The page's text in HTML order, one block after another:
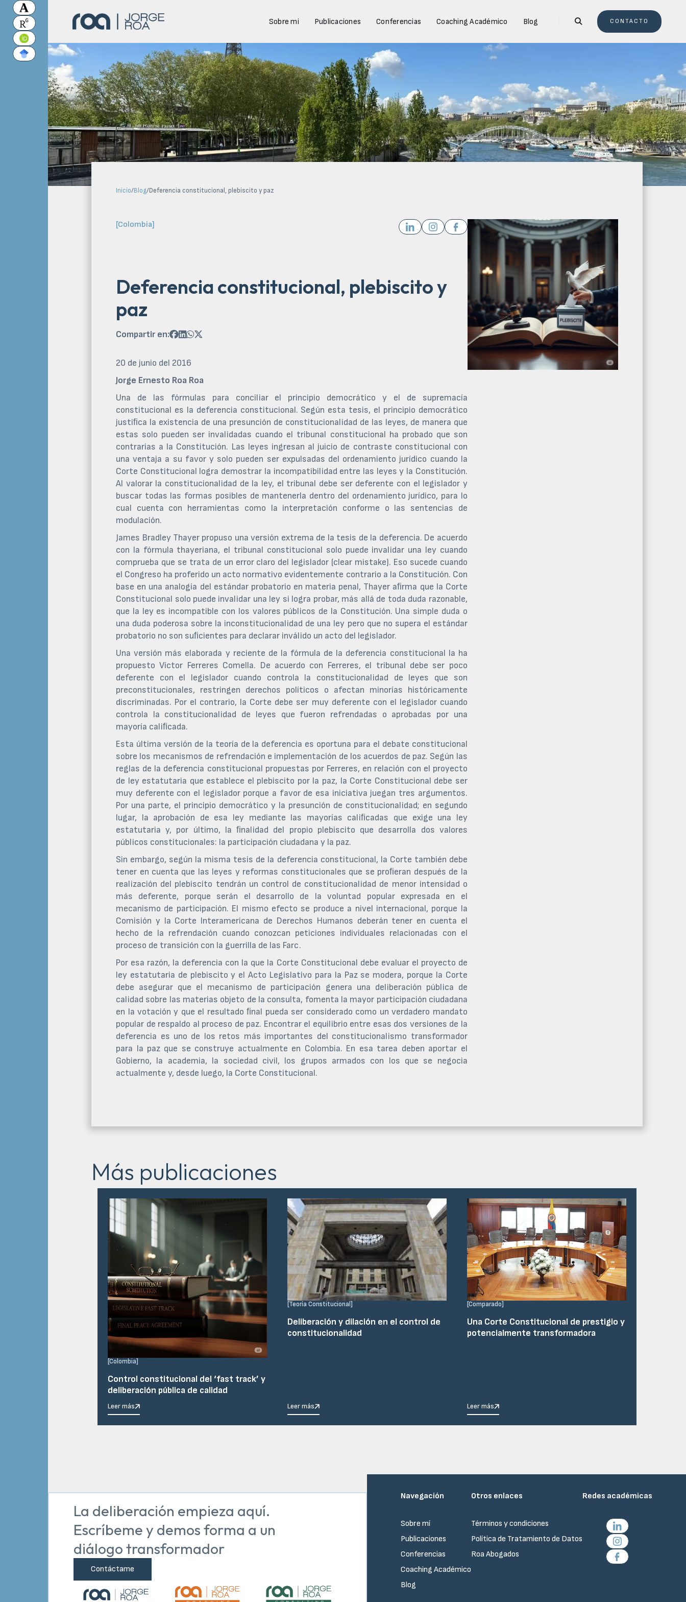
Sobre mi Publicaciones Conferencias Coaching Académico Blog  CONTACTO
Inicio/Blog/Deferencia constitucional, plebiscito y paz
[Colombia]
Deferencia constitucional, plebiscito y
paz
Compartir en:
20 de junio del 2016
Jorge Ernesto Roa Roa
Una de las fórmulas para conciliar el principio democrático y el de supremacía
constitucional es la deferencia constitucional. Según esta tesis, el principio democrático
justiﬁca la existencia de una presunción de constitucionalidad de las leyes, de manera que
estas solo pueden ser invalidadas cuando el tribunal constitucional ha probado que son
contrarias a la Constitución. Las leyes ingresan al juicio de contraste constitucional con
una ventaja a su favor y solo pueden ser expulsadas del ordenamiento jurídico cuando la
Corte Constitucional logra demostrar la incompatibilidad entre las leyes y la Constitución.
Al valorar la constitucionalidad de la ley, el tribunal debe ser deferente con el legislador y
buscar todas las formas posibles de mantenerla dentro del ordenamiento jurídico, para lo
cual cuenta con herramientas como la interpretación conforme o las sentencias de
modulación.
James Bradley Thayer propuso una versión extrema de la tesis de la deferencia. De acuerdo
con la fórmula thayeriana, el tribunal constitucional solo puede invalidar una ley cuando
comprueba que se trata de un error claro del legislador (clear mistake). Eso sucede cuando
el Congreso ha proferido un acto normativo evidentemente contrario a la Constitución. Con
base en una analogía del estándar probatorio en materia penal, Thayer aﬁrma que la Corte
Constitucional solo puede invalidar una ley si logra probar, más allá de toda duda razonable,
que la ley es incompatible con los valores públicos de la Constitución. Una simple duda o
una duda poderosa sobre la inconstitucionalidad de una ley pero que no supera el estándar
probatorio no son suﬁcientes para declarar inválido un acto del legislador.
Una versión más elaborada y reciente de la fórmula de la deferencia constitucional la ha
propuesto Víctor Ferreres Comella. De acuerdo con Ferreres, el tribunal debe ser poco
deferente con el legislador cuando controla la constitucionalidad de leyes que son
preconstitucionales, restringen derechos políticos o afectan minorías históricamente
discriminadas. Por el contrario, la Corte debe ser muy deferente con el legislador cuando
controla la constitucionalidad de leyes que fueron refrendadas o aprobadas por una
mayoría caliﬁcada.
Esta última versión de la teoría de la deferencia es oportuna para el debate constitucional
sobre los mecanismos de refrendación e implementación de los acuerdos de paz. Según las
reglas de la deferencia constitucional propuestas por Ferreres, en relación con el proyecto
de ley estatutaria que establece el plebiscito por la paz, la Corte Constitucional debe ser
muy deferente con el legislador porque a favor de esa iniciativa juegan tres argumentos.
Por una parte, el principio democrático y la presunción de constitucionalidad; en segundo
lugar, la aprobación de esa ley mediante las mayorías caliﬁcadas que exige una ley
estatutaria y, por último, la ﬁnalidad del propio plebiscito que desarrolla dos valores
públicos constitucionales: la participación ciudadana y la paz.
Sin embargo, según la misma tesis de la deferencia constitucional, la Corte también debe
tener en cuenta que las leyes y reformas constitucionales que se proﬁeran después de la
realización del plebiscito tendrán un control de constitucionalidad de menor intensidad o
más deferente, porque serán el desarrollo de la voluntad popular expresada en el
mecanismo de participación. El mismo efecto se produce a nivel internacional, porque la
Comisión y la Corte Interamericana de Derechos Humanos deberán tener en cuenta el
hecho de la refrendación cuando conozcan peticiones individuales relacionadas con el
proceso de transición con la guerrilla de las Farc.
Por esa razón, la deferencia con la que la Corte Constitucional debe evaluar el proyecto de
ley estatutaria de plebiscito y el Acto Legislativo para la Paz se modera, porque la Corte
debe asegurar que el mecanismo de participación genera una deliberación pública de
calidad sobre las materias objeto de la consulta, fomenta la mayor participación ciudadana
en la votación y que el resultado ﬁnal pueda ser considerado como un verdadero mandato
popular de respaldo al proceso de paz. Encontrar el equilibrio entre esas dos versiones de la
deferencia es uno de los retos más importantes del constitucionalismo transformador
para la paz que se construye actualmente en Colombia. En esa tarea deben aportar el
Gobierno, la academia, la sociedad civil, los grupos armados con los que se negocia
actualmente y, desde luego, la Corte Constitucional.
Más publicaciones
[Colombia]
Control constitucional del ‘fast track’ y
deliberación pública de calidad
Leer más
[Teoría Constitucional]
Deliberación y dilación en el control de
constitucionalidad
Leer más
[Comparado]
Una Corte Constitucional de prestigio y
potencialmente transformadora
Leer más
La deliberación empieza aquí.
Escríbeme y demos forma a un
diálogo transformador
Contáctame
Navegación
Sobre mí
Publicaciones
Conferencias
Coaching Académico
Blog
Otros enlaces
Términos y condiciones
Política de Tratamiento de Datos
Roa Abogados
Redes académicas